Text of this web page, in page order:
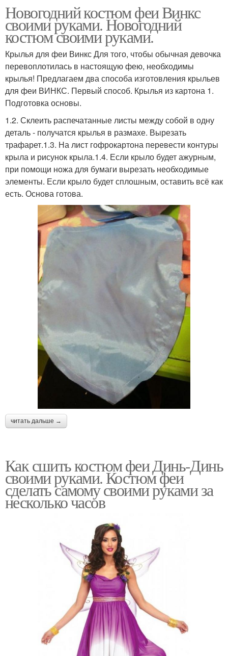
Новогодний костюм феи Винкс
своими руками. Новогодний
костюм своими руками.
Крылья для феи Винкс Для того, чтобы обычная девочка
перевоплотилась в настоящую фею, необходимы
крылья! Предлагаем два способа изготовления крыльев
для феи ВИНКС. Первый способ. Крылья из картона 1.
Подготовка основы.
1.2. Склеить распечатанные листы между собой в одну
деталь - получатся крылья в размахе. Вырезать
трафарет.1.3. На лист гофрокартона перевести контуры
крыла и рисунок крыла.1.4. Если крыло будет ажурным,
при помощи ножа для бумаги вырезать необходимые
элементы. Если крыло будет сплошным, оставить всё как
есть. Основа готова.
читать дальше →
Как сшить костюм феи Динь-Динь
своими руками. Костюм феи
сделать самому своими руками за
несколько часов